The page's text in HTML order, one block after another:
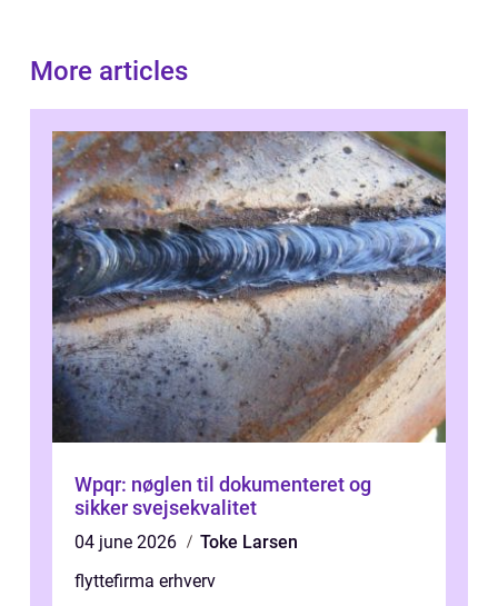
More articles
Wpqr: nøglen til dokumenteret og
sikker svejsekvalitet
04 june 2026
Toke Larsen
flyttefirma erhverv